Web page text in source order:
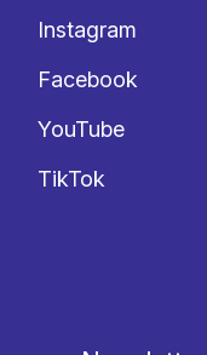
Instagram
Facebook
YouTube
TikTok